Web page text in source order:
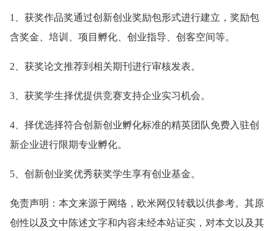
1、获奖作品奖通过创新创业奖励包形式进行建立，奖励包
含奖金、培训、项目孵化、创业指导、创客空间等。
2、获奖论文推荐到相关期刊进行审核发表。
3、获奖学生择优提供竞赛支持企业实习机会。
4、择优选择符合创新创业孵化标准的精英团队免费入驻创
新企业进行限期专业孵化。
5、创新创业奖优秀获奖学生享有创业基金。
免责声明：本文来源于网络，欧米网仅转载以供参考。其原
创性以及文中陈述文字和内容未经本站证实，对本文以及其